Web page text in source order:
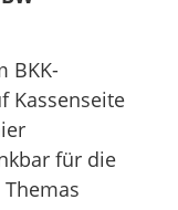
BKK-
Kassenseite
für die